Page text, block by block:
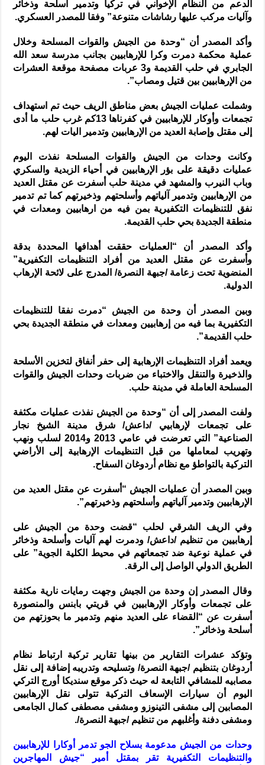
الدعم من النظام الإخواني في تركيا وتدمير أسلحة وذخائر
وآليات مركب عليها رشاشات متنوعة” وفقا للمصدر العسكري.
وأكد المصدر أن “وحدة من الجيش والقوات المسلحة وخلال
عملية محكمة دمرت وكرا للإرهابيين بجانب مدرسة سعد الله
الجابري في حلب القديمة و3 عربات مصفحة موقعة العشرات
من الإرهابيين بين قتيل ومصاب”.
وشملت عمليات الجيش بعض مناطق الريف حيث تم استهداف
تجمعات وأوكار للإرهابيين في كفرناها 13كم غرب حلب ما أدى
إلى مقتل وإصابة العديد من الإرهابيين وتدمير اليات لهم.
وكانت وحدات من الجيش والقوات المسلحة نفذت اليوم
عمليات دقيقة على بؤر الإرهابيين في أحياء الزبدية والسكري
وباب النيرب والمشهد في مدينة حلب أسفرت عن مقتل العديد
من الإرهابيين وتدمير آلياتهم وأسلحتهم وذخيرتهم كما تم تدمير
نفق للتنظيمات التكفيرية بمن فيه من ارهابيين ومعدات في
منطقة الجديدة بحي حلب القديمة.
وأكد المصدر أن “العمليات حققت أهدافها المحددة بدقة
وأسفرت عن مقتل العديد من أفراد التنظيمات التكفيرية”
المنضوية تحت زعامة /جبهة النصرة/ المدرج على لائحة الإرهاب
الدولية.
وبين المصدر أن وحدة من الجيش “دمرت نفقا للتنظيمات
التكفيرية بما فيه من إرهابيين ومعدات في منطقة الجديدة بحي
حلب القديمة”.
ويعمد أفراد التنظيمات الإرهابية إلى حفر أنفاق لتخزين الأسلحة
والذخيرة والتنقل والاختباء من ضربات وحدات الجيش والقوات
المسلحة العاملة في مدينة حلب.
ولفت المصدر إلى أن “وحدة من الجيش نفذت عمليات مكثفة
على تجمعات لإرهابيي /داعش/ شرق مدينة الشيخ نجار
الصناعية” التي تعرضت في عامي 2013 و2014 لسلب ونهب
وتهريب لمعاملها من قبل التنظيمات الإرهابية إلى الأراضي
التركية بالتواطؤ مع نظام أردوغان السفاح.
وبين المصدر أن عمليات الجيش “أسفرت عن مقتل العديد من
الإرهابيين وتدمير آلياتهم وأسلحتهم وذخيرتهم”.
وفي الريف الشرقي لحلب “قضت وحدة من الجيش على
إرهابيين من تنظيم /داعش/ ودمرت لهم آليات وأسلحة وذخائر
في عملية نوعية ضد تجمعاتهم في محيط الكلية الجوية” على
الطريق الدولي الواصل إلى الرقة.
وقال المصدر إن وحدة من الجيش وجهت رمايات نارية مكثفة
على تجمعات وأوكار الإرهابيين في قريتي بابنس والمنصورة
أسفرت عن “القضاء على العديد منهم وتدمير ما بحوزتهم من
أسلحة وذخائر”.
وتؤكد عشرات التقارير من بينها تقارير تركية ارتباط نظام
أردوغان بتنظيم /جبهة النصرة/ وتسليحه وتدريبه إضافة إلى نقل
مصابيه للمشافي التابعة له حيث ذكر موقع سنديكا أورج التركي
اليوم أن سيارات الإسعاف التركية تتولى نقل الإرهابيين
المصابين إلى مشفى التينوزو ومشفى مصطفى كمال الجامعى
ومشفى دفنة وأغلبهم من تنظيم /جبهة النصرة/.
وحدات من الجيش مدعومة بسلاح الجو تدمر أوكارا للإرهابيين
والتنظيمات التكفيرية تقر بمقتل أمير “جيش المهاجرين